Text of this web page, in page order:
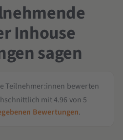
Inhouse
sagen
Teilnehmer:innen bewerten
mit4.96 von 5
Bewertungen.